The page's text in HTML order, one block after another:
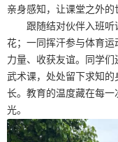
亲身感知，让课堂之外的
跟随结对伙伴入班
花；一同挥汗参与体育
力量、收获友谊。同学们
武术课，处处留下求知
长。教育的温度藏在每
光。